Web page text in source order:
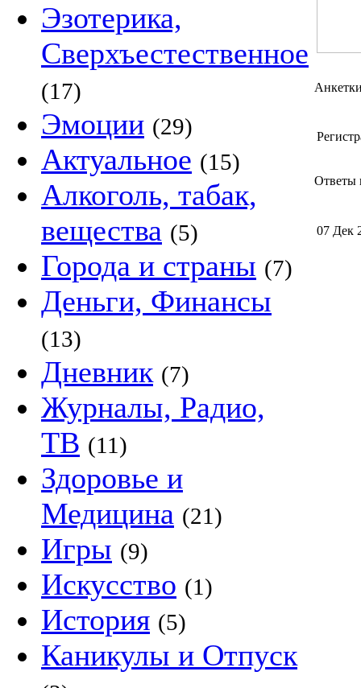
Эзотерика,
Сверхъестественное
(17)
Эмоции (29)
Актуальное (15)
Алкоголь, табак,
вещества (5)
Города и страны (7)
Деньги, Финансы
(13)
Дневник (7)
Журналы, Радио,
ТВ (11)
Здоровье и
Медицина (21)
Игры (9)
Искусство (1)
История (5)
Каникулы и Отпуск
Ответы
07 Дек